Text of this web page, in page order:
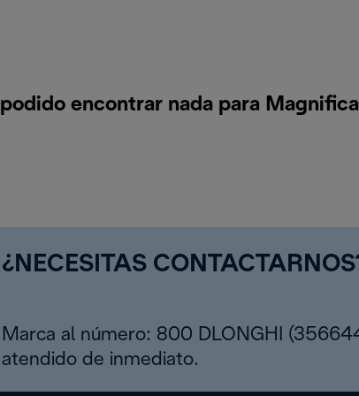
podido encontrar nada para
¿NECESITAS
Marca al número: 800 DLONGHI
atendido de inmediato.